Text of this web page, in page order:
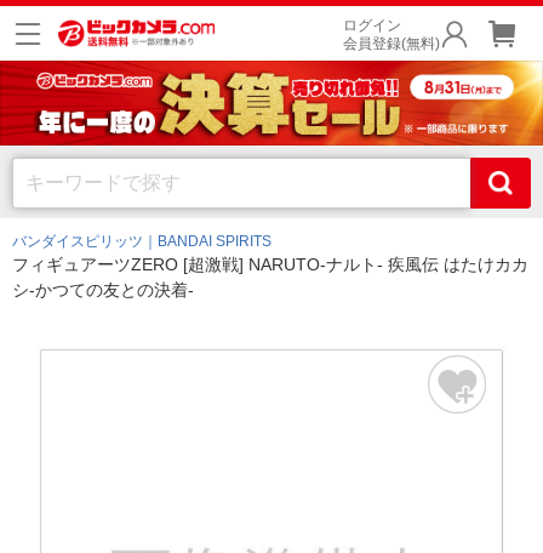
ログイン
会員登録(無料)
バンダイスピリッツ｜BANDAI SPIRITS
フィギュアーツZERO [超激戦] NARUTO-ナルト- 疾風伝 はたけカカ
シ-かつての友との決着-